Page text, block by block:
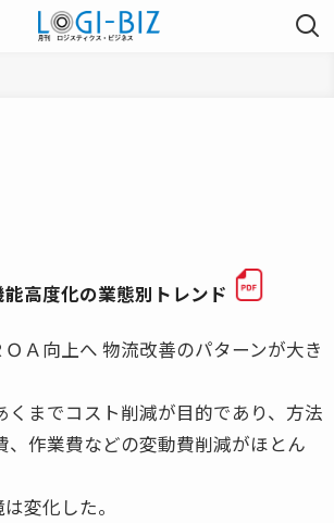
高度化の業態別トレンド
Ａ向上へ 物流改善のパターンが大き
くまでコスト削減が目的であり、方法
、作業費などの変動費削減がほとん
変化した。